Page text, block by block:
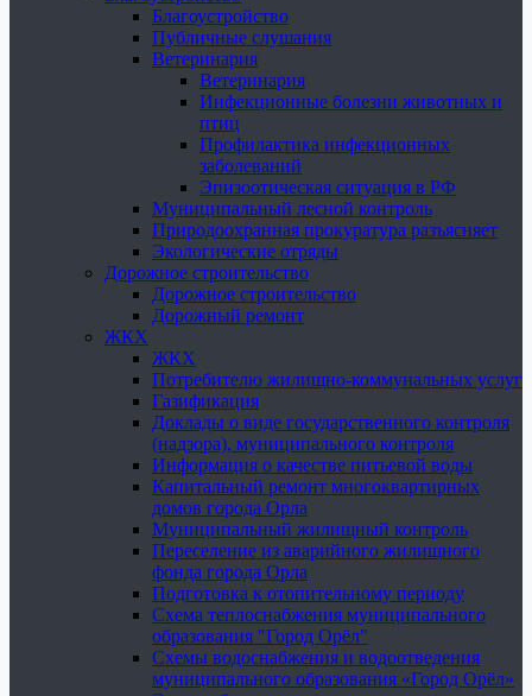
Благоустройство
Публичные слушания
Ветеринария
Ветеринария
Инфекционные болезни животных и
птиц
Профилактика инфекционных
заболеваний
Эпизоотическая ситуация в РФ
Муниципальный лесной контроль
Природоохранная прокуратура разъясняет
Экологические отряды
Дорожное строительство
Дорожное строительство
Дорожный ремонт
ЖКХ
ЖКХ
Потребителю жилищно-коммунальных услуг
Газификация
Доклады о виде государственного контроля
(надзора), муниципального контроля
Информация о качестве питьевой воды
Капитальный ремонт многоквартирных
домов города Орла
Муниципальный жилищный контроль
Переселение из аварийного жилищного
фонда города Орла
Подготовка к отопительному периоду
Схема теплоснабжения муниципального
образования "Город Орёл"
Схемы водоснабжения и водоотведения
муниципального образования «Город Орёл»